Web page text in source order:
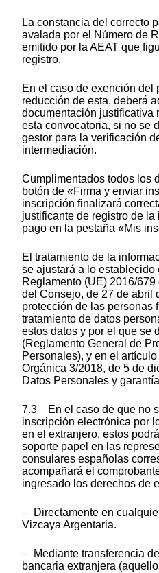
La constancia del correcto
avalada por el Número de
emitido por la AEAT que
registro.
En el caso de exención del
reducción de esta, deberá
documentación justificativa
esta convocatoria, si no se
gestor para la verificación
intermediación.
Cumplimentados todos los
botón de «Firma y enviar
inscripción finalizará
justificante de registro de la
pago en la pestaña «Mis
El tratamiento de la
se ajustará a lo establecido
Reglamento (UE) 2016/
del Consejo, de 27 de abril
protección de las personas
tratamiento de datos
estos datos y por el que se
(Reglamento General de
Personales), y en el
Orgánica 3/2018, de 5 de
Datos Personales y
7.3 En el caso de que no
inscripción electrónica por
en el extranjero, estos
soporte papel en las
consulares españolas
acompañará el
ingresado los derechos de
– Directamente en
Vizcaya Argentaria.
– Mediante transferencia
bancaria extranjera